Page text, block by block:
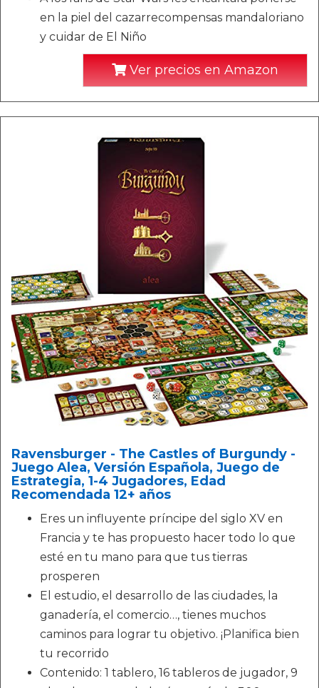
en la piel del cazarrecompensas mandaloriano
y cuidar de El Niño
Ver precios en Amazon
Ravensburger - The Castles of Burgundy -
Juego Alea, Versión Española, Juego de
Estrategia, 1-4 Jugadores, Edad
Recomendada 12+ años
Eres un influyente príncipe del siglo XV en
Francia y te has propuesto hacer todo lo que
esté en tu mano para que tus tierras
prosperen
El estudio, el desarrollo de las ciudades, la
ganadería, el comercio…, tienes muchos
caminos para lograr tu objetivo. ¡Planifica bien
tu recorrido
Contenido: 1 tablero, 16 tableros de jugador, 9